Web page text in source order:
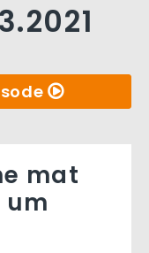
mat
um